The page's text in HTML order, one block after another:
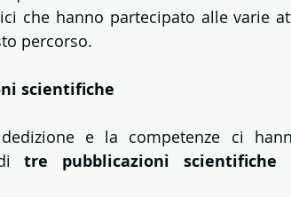
che hanno partecipato alle varie
percorso.
scientifiche
e la competenze ci
di tre pubblicazioni scientifiche